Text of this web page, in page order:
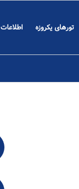
تورهای یکروزه